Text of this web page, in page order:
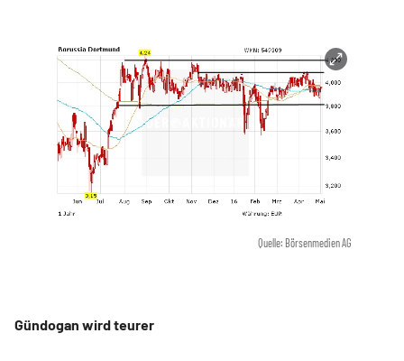
Quelle: Börsenmedien AG
Gündogan wird teurer